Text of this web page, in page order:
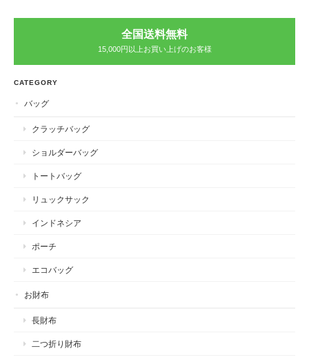
全国送料無料
15,000円以上お買い上げのお客様
CATEGORY
バッグ
クラッチバッグ
ショルダーバッグ
トートバッグ
リュックサック
インドネシア
ポーチ
エコバッグ
お財布
長財布
二つ折り財布